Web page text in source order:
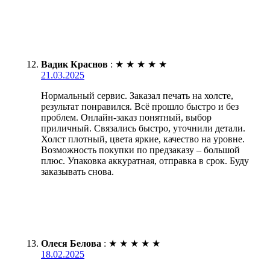
Вадик Краснов : ★ ★ ★ ★ ★
21.03.2025
Нормальный сервис. Заказал печать на холсте,
результат понравился. Всё прошло быстро и без
проблем. Онлайн-заказ понятный, выбор
приличный. Связались быстро, уточнили детали.
Холст плотный, цвета яркие, качество на уровне.
Возможность покупки по предзаказу – большой
плюс. Упаковка аккуратная, отправка в срок. Буду
заказывать снова.
Олеся Белова : ★ ★ ★ ★ ★
18.02.2025